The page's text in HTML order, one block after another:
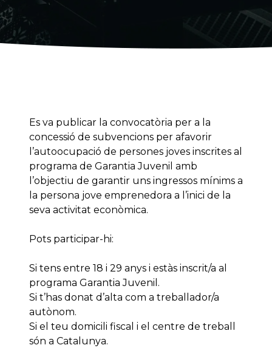
Es va publicar la convocatòria per a la
concessió de subvencions per afavorir
l’autoocupació de persones joves inscrites al
programa de Garantia Juvenil amb
l’objectiu de garantir uns ingressos mínims a
la persona jove emprenedora a l’inici de la
seva activitat econòmica.
Pots participar-hi:
Si tens entre 18 i 29 anys i estàs inscrit/a al
programa Garantia Juvenil.
Si t’has donat d’alta com a treballador/a
autònom.
Si el teu domicili fiscal i el centre de treball
són a Catalunya.